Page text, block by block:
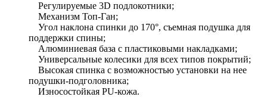
Регулируемые 3D подлокотники;
Механизм Топ-Ган;
Угол наклона спинки до 170°, съемная подушка для
поддержки спины;
Алюминиевая база с пластиковыми накладками;
Универсальные колесики для всех типов покрытий;
Высокая спинка с возможностью установки на нее
подушки-подголовника;
Износостойкая PU-кожа.